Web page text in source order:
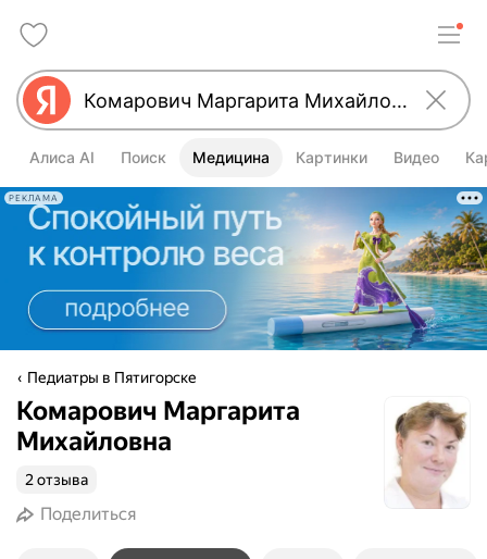
Алиса AI Поиск Медицина Картинки Видео
РЕКЛАМА
Педиатры в Пятигорске
Комарович Маргарита
Михайловна
2 отзыва
Поделиться